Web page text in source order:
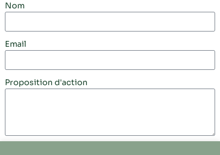
Nom
Email
Proposition d'action